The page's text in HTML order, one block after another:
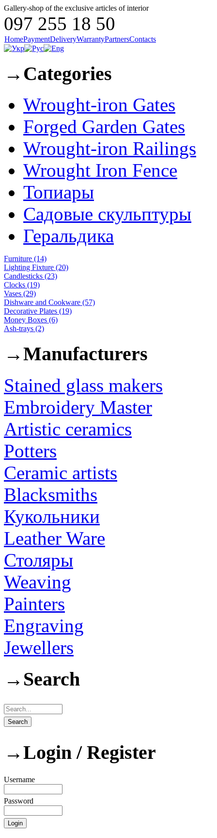
Gallery-shop of the exclusive articles of interior
097 255 18 50
HomePaymentDeliveryWarrantyPartnersContacts
→ Categories
Wrought-iron Gates
Forged Garden Gates
Wrought-iron Railings
Wrought Iron Fence
Топиары
Садовые скульптуры
Геральдика
Furniture (14)
Lighting Fixture (20)
Candlesticks (23)
Clocks (19)
Vases (29)
Dishware and Cookware (57)
Decorative Plates (19)
Money Boxes (6)
Ash-trays (2)
→Manufacturers
Stained glass makers
Embroidery Master
Artistic ceramics
Potters
Ceramic artists
Blacksmiths
Кукольники
Leather Ware
Столяры
Weaving
Painters
Engraving
Jewellers
→ Search
→Login / Register
Username
Password